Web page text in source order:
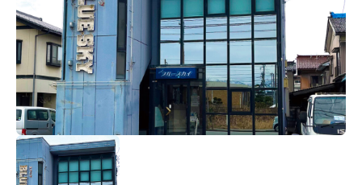
宿場町を歩こう！なめり
かわ宿場回廊
HOME
お知らせ
なめりかワット？